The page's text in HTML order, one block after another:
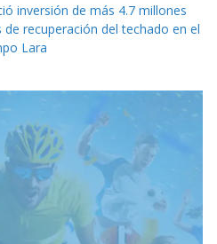
inversión de más 4.7 millones
recuperación del techado en el
Lara